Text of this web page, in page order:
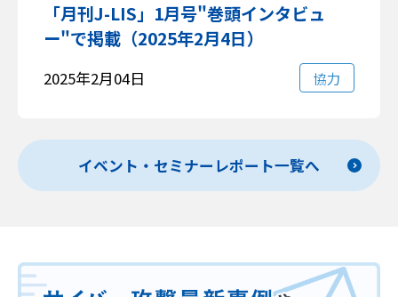
「月刊J-LIS」1月号"巻頭インタビュ
ー"で掲載（2025年2月4日）
2025年2月04日 協力
イベント・セミナーレポート一覧へ